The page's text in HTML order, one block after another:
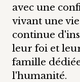
avec une
vivant une
continue
leur foi et
famille
l'humanité.